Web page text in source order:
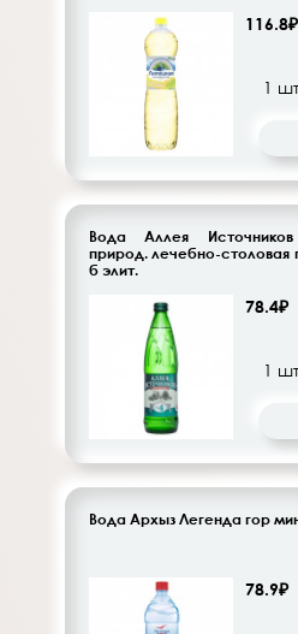
116.8₽
Вода Аллея
природ. лечебно-столовая
б элит.
78.4₽
Вода Архыз Легенда гор
78.9₽